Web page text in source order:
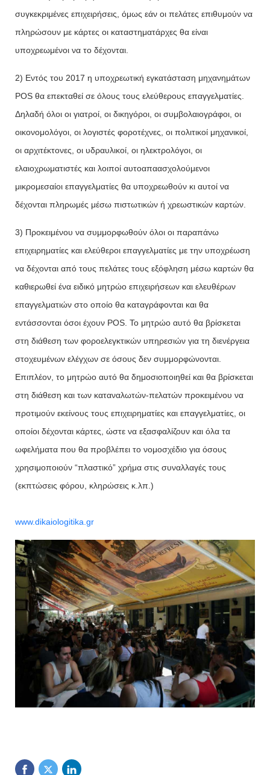
συγκεκριμένες επιχειρήσεις, όμως εάν οι πελάτες επιθυμούν να
πληρώσουν με κάρτες οι καταστηματάρχες θα είναι
υποχρεωμένοι να το δέχονται.
2) Εντός του 2017 η υποχρεωτική εγκατάσταση μηχανημάτων
POS θα επεκταθεί σε όλους τους ελεύθερους επαγγελματίες.
Δηλαδή όλοι οι γιατροί, οι δικηγόροι, οι συμβολαιογράφοι, οι
οικονομολόγοι, οι λογιστές φοροτέχνες, οι πολιτικοί μηχανικοί,
οι αρχιτέκτονες, οι υδραυλικοί, οι ηλεκτρολόγοι, οι
ελαιοχρωματιστές και λοιποί αυτοαπαασχολούμενοι
μικρομεσαίοι επαγγελματίες θα υποχρεωθούν κι αυτοί να
δέχονται πληρωμές μέσω πιστωτικών ή χρεωστικών καρτών.
3) Προκειμένου να συμμορφωθούν όλοι οι παραπάνω
επιχειρηματίες και ελεύθεροι επαγγελματίες με την υποχρέωση
να δέχονται από τους πελάτες τους εξόφληση μέσω καρτών θα
καθιερωθεί ένα ειδικό μητρώο επιχειρήσεων και ελευθέρων
επαγγελματιών στο οποίο θα καταγράφονται και θα
εντάσσονται όσοι έχουν POS. Το μητρώο αυτό θα βρίσκεται
στη διάθεση των φοροελεγκτικών υπηρεσιών για τη διενέργεια
στοχευμένων ελέγχων σε όσους δεν συμμορφώνονται.
Επιπλέον, το μητρώο αυτό θα δημοσιοποιηθεί και θα βρίσκεται
στη διάθεση και των καταναλωτών-πελατών προκειμένου να
προτιμούν εκείνους τους επιχειρηματίες και επαγγελματίες, οι
οποίοι δέχονται κάρτες, ώστε να εξασφαλίζουν και όλα τα
ωφελήματα που θα προβλέπει το νομοσχέδιο για όσους
χρησιμοποιούν “πλαστικό” χρήμα στις συναλλαγές τους
(εκπτώσεις φόρου, κληρώσεις κ.λπ.)
www.dikaiologitika.gr